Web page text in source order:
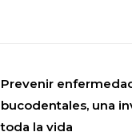
Prevenir
bucodentales, una
toda la vida